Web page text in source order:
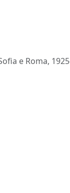
e Roma,